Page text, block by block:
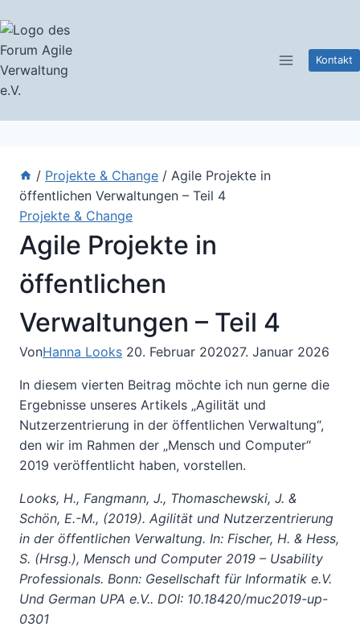
Inhalt
springen
Kontakt
/ Projekte & Change / Agile Projekte in
öffentlichen Verwaltungen – Teil 4
Projekte & Change
Agile Projekte in
öffentlichen
Verwaltungen – Teil 4
VonHanna Looks 20. Februar 202027. Januar 2026
In diesem vierten Beitrag möchte ich nun gerne die
Ergebnisse unseres Artikels „Agilität und
Nutzerzentrierung in der öffentlichen Verwaltung“,
den wir im Rahmen der „Mensch und Computer“
2019 veröffentlicht haben, vorstellen.
Looks, H., Fangmann, J., Thomaschewski, J. &
Schön, E.-M., (2019). Agilität und Nutzerzentrierung
in der öffentlichen Verwaltung. In: Fischer, H. & Hess,
S. (Hrsg.), Mensch und Computer 2019 – Usability
Professionals. Bonn: Gesellschaft für Informatik e.V.
Und German UPA e.V.. DOI: 10.18420/muc2019-up-
0301